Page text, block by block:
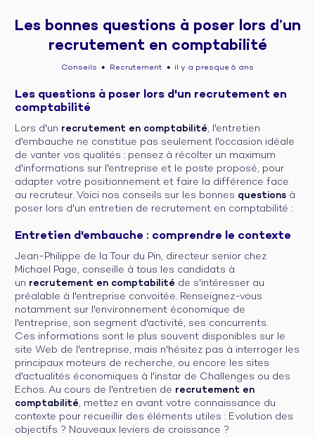
Les bonnes questions à poser lors d’un
recrutement en comptabilité
Conseils ● Recrutement ● il y a presque 6 ans
Les questions à poser lors d'un recrutement en
comptabilité
Lors d'un recrutement en comptabilité, l'entretien
d'embauche ne constitue pas seulement l'occasion idéale
de vanter vos qualités : pensez à récolter un maximum
d'informations sur l'entreprise et le poste proposé, pour
adapter votre positionnement et faire la différence face
au recruteur. Voici nos conseils sur les bonnes questions à
poser lors d'un entretien de recrutement en comptabilité :
Entretien d'embauche : comprendre le contexte
Jean-Philippe de la Tour du Pin, directeur senior chez
Michael Page, conseille à tous les candidats à
un recrutement en comptabilité de s'intéresser au
préalable à l'entreprise convoitée. Renseignez-vous
notamment sur l'environnement économique de
l'entreprise, son segment d'activité, ses concurrents.
Ces informations sont le plus souvent disponibles sur le
site Web de l'entreprise, mais n'hésitez pas à interroger les
principaux moteurs de recherche, ou encore les sites
d'actualités économiques à l'instar de Challenges ou des
Echos. Au cours de l'entretien de recrutement en
comptabilité, mettez en avant votre connaissance du
contexte pour recueillir des éléments utiles : Evolution des
objectifs ? Nouveaux leviers de croissance ?